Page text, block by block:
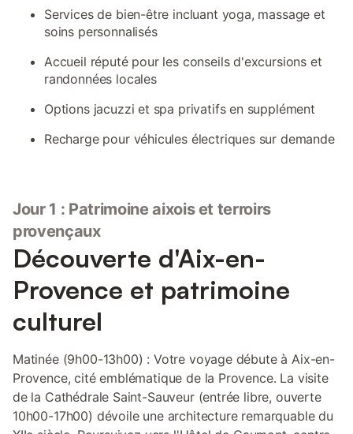
Services de bien-être incluant yoga, massage et
soins personnalisés
Accueil réputé pour les conseils d'excursions et
randonnées locales
Options jacuzzi et spa privatifs en supplément
Recharge pour véhicules électriques sur demande
Jour 1 : Patrimoine aixois et terroirs
provençaux
Découverte d'Aix-en-
Provence et patrimoine
culturel
Matinée (9h00-13h00) : Votre voyage débute à Aix-en-
Provence, cité emblématique de la Provence. La visite
de la Cathédrale Saint-Sauveur (entrée libre, ouverte
10h00-17h00) dévoile une architecture remarquable du